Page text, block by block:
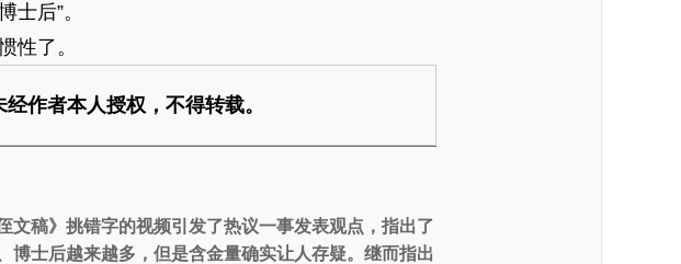
后”。
性了。
作者本人授权，不得转载。
稿》挑错字的视频引发了热议一事发表观点，指出了
士后越来越多，但是含金量确实让人存疑。继而指出